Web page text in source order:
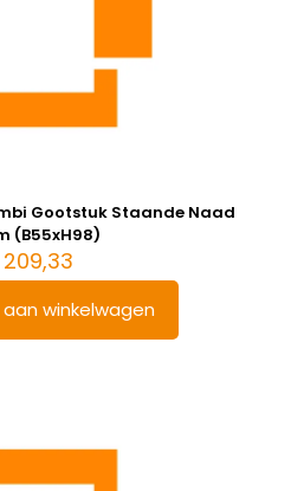
Gootstuk Staande Naad
(B55xH98)
winkelwagen